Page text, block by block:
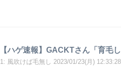
【ハゲ速報】GACKTさん「育毛
1: 風吹けば毛無し 2023/01/23(月)